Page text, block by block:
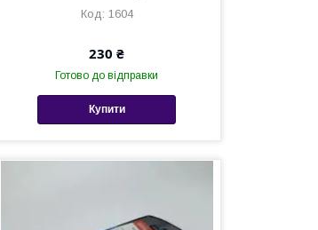
1604
230 ₴
Готово до відправки
Купити